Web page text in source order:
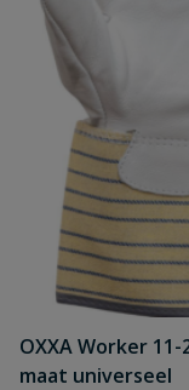
OXXA Worker
maat universeel